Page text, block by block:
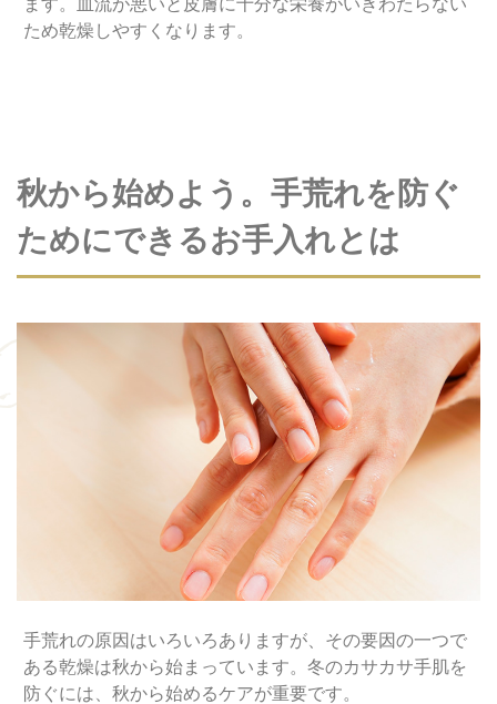
ます。血流が悪いと皮膚に十分な栄養がいきわたらない
ため乾燥しやすくなります。
秋から始めよう。手荒れを防ぐ
ためにできるお手入れとは
手荒れの原因はいろいろありますが、その要因の一つで
ある乾燥は秋から始まっています。冬のカサカサ手肌を
防ぐには、秋から始めるケアが重要です。